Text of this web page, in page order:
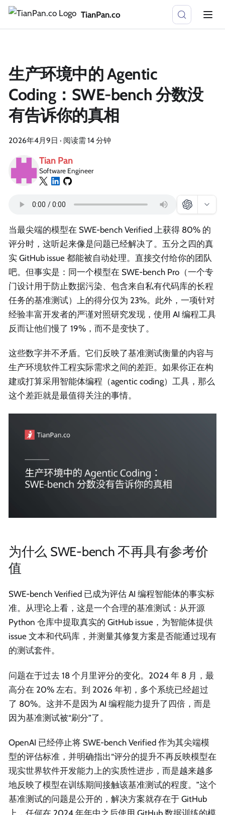
TianPan.co
生产环境中的 Agentic
Coding：SWE-bench 分数没
有告诉你的真相
2026年4月9日 · 阅读需 14 分钟
Tian Pan
Software Engineer
当最尖端的模型在 SWE-bench Verified 上获得 80% 的
评分时，这听起来像是问题已经解决了。五分之四的真
实 GitHub issue 都能被自动处理。直接交付给你的团队
吧。但事实是：同一个模型在 SWE-bench Pro（一个专
门设计用于防止数据污染、包含来自私有代码库的长程
任务的基准测试）上的得分仅为 23%。此外，一项针对
经验丰富开发者的严谨对照研究发现，使用 AI 编程工具
反而让他们慢了 19%，而不是变快了。
这些数字并不矛盾。它们反映了基准测试衡量的内容与
生产环境软件工程实际需求之间的差距。如果你正在构
建或打算采用智能体编程（agentic coding）工具，那么
这个差距就是最值得关注的事情。
为什么 SWE-bench 不再具有参考价
值
SWE-bench Verified 已成为评估 AI 编程智能体的事实标
准。从理论上看，这是一个合理的基准测试：从开源
Python 仓库中提取真实的 GitHub issue，为智能体提供
issue 文本和代码库，并测量其修复方案是否能通过现有
的测试套件。
问题在于过去 18 个月里评分的变化。2024 年 8 月，最
高分在 20% 左右。到 2026 年初，多个系统已经超过
了 80%。这并不是因为 AI 编程能力提升了四倍，而是
因为基准测试被“刷分”了。
OpenAI 已经停止将 SWE-bench Verified 作为其尖端模
型的评估标准，并明确指出“评分的提升不再反映模型在
现实世界软件开发能力上的实质性进步，而是越来越多
地反映了模型在训练期间接触该基准测试的程度。”这个
基准测试的问题是公开的，解决方案就存在于 GitHub
上，任何在 2024 年年中之后使用 GitHub 数据训练的模